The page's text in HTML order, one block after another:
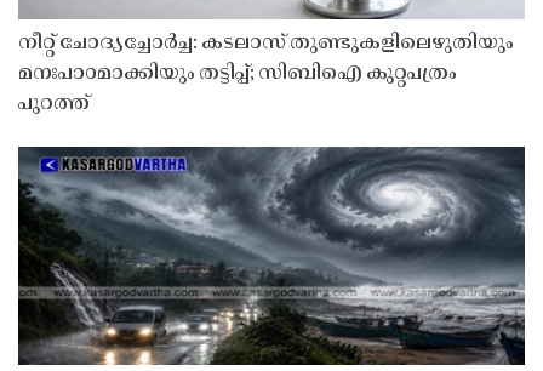
നീറ്റ് ചോദ്യച്ചോർച്ച: കടലാസ് തുണ്ടുകളിലെഴുതിയും
മനഃപാഠമാക്കിയും തട്ടിപ്പ്; സിബിഐ കുറ്റപത്രം
പുറത്ത്